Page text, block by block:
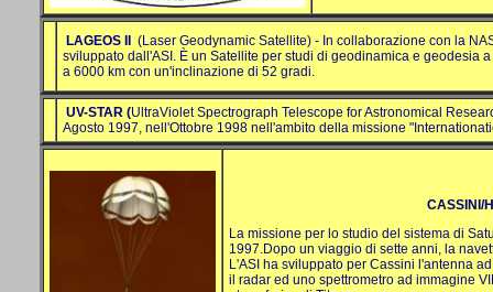
LAGEOS II
(Laser Geodynamic Satellite) - In collaborazione con la
sviluppato dall'ASI. È un Satellite per studi di geodinamica e geodesia
a 6000 km con un'inclinazione di 52 gradi.
UV-STAR (UltraViolet Spectrograph Telescope for Astronomical
Agosto 1997, nell'Ottobre 1998 nell'ambito della missione
CASSINI/
La missione per lo studio del sistema di
1997.Dopo un viaggio di sette anni, la
L'ASI ha sviluppato per Cassini l'antenna
il radar ed uno spettrometro ad immagine